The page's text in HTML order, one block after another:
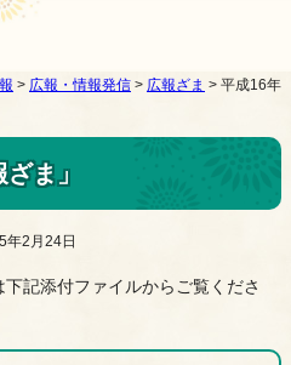
> 広報・情報発信 > 広報ざま > 平成16年
ま」
2月24日
記添付ファイルからご覧くださ